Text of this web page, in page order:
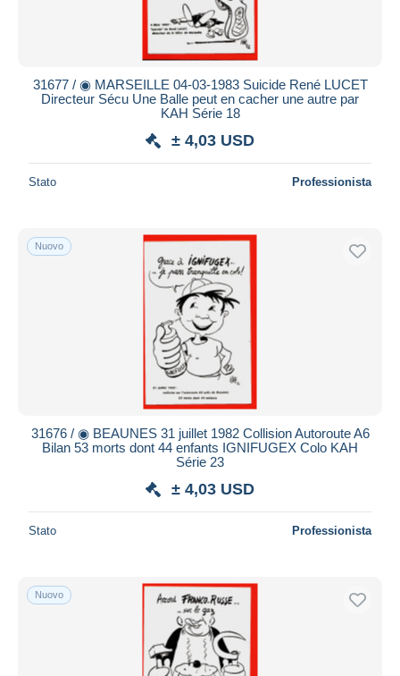
31677 / ◉ MARSEILLE 04-03-1983 Suicide René LUCET
Directeur Sécu Une Balle peut en cacher une autre par
KAH Série 18
± 4,03 USD
Stato Professionista
Nuovo
31676 / ◉ BEAUNES 31 juillet 1982 Collision Autoroute A6
Bilan 53 morts dont 44 enfants IGNIFUGEX Colo KAH
Série 23
± 4,03 USD
Stato Professionista
Nuovo